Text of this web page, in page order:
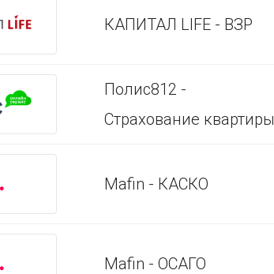
КАПИТАЛ LIFE - ВЗР
Полис812 -
Страхование квартиры
Mafin - КАСКО
Mafin - ОСАГО